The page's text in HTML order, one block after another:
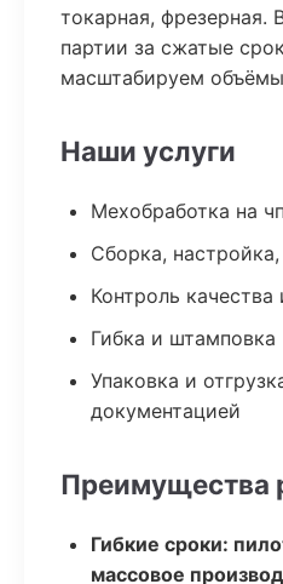
токарная, фрезерная.
партии за сжатые
масштабируем
Наши услуги
Мехобработка на
Сборка,
Контроль
Гибка и штамповка
Упаковка и
документацией
Преимущества
Гибкие сроки:
массовое